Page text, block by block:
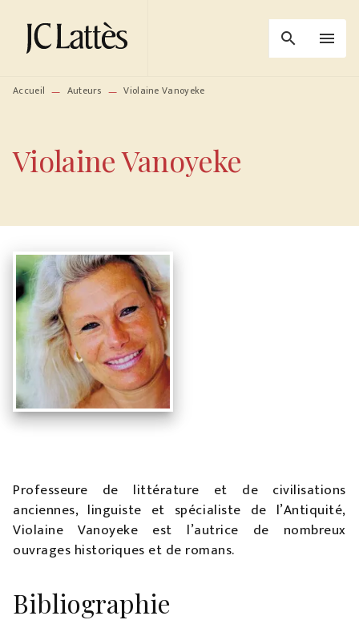
MENU RECHERCHE
PIED DE PAGE
search menu
Accueil — Auteurs — Violaine Vanoyeke
Violaine Vanoyeke
Professeure de littérature et de civilisations
anciennes, linguiste et spécialiste de l’Antiquité,
Violaine Vanoyeke est l’autrice de nombreux
ouvrages historiques et de romans.
Bibliographie